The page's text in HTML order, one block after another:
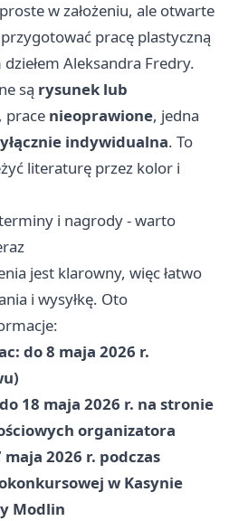
w założeniu, ale otwarte
pracę plastyczną
Aleksandra Fredry.
są rysunek lub
, prace nieoprawione, jedna
indywidualna. To
literaturę przez kolor i
i nagrody - warto
jest klarowny, więc łatwo
i wysyłkę. Oto
do 8 maja 2026 r.
18 maja 2026 r. na stronie
organizatora
2026 r. podczas
w Kasynie
Modlin